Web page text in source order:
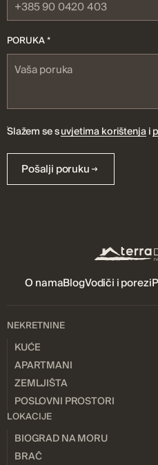
PORUKA *
Slažem se suvjetima korištenjai
Pošalji poruku
O namaBlogVodiči i porezi
NEKRETNINE
KUĆE
APARTMANI
ZEMLJIŠTA
POSLOVNI PROSTORI
LOKACIJE
BIOGRAD NA MORU
BRAČ